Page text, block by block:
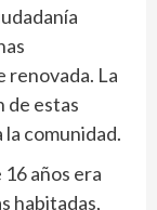
renovada. La
de estas
comunidad.
años era
habitadas,